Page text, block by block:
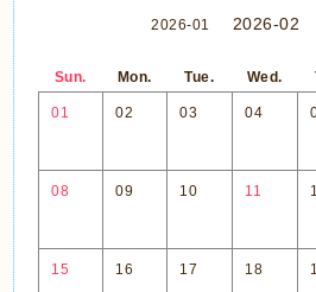
2026-01 2026-02
Sun. Mon. Tue. Wed.
01 02 03 04
08 09 10 11
15 16 17 18